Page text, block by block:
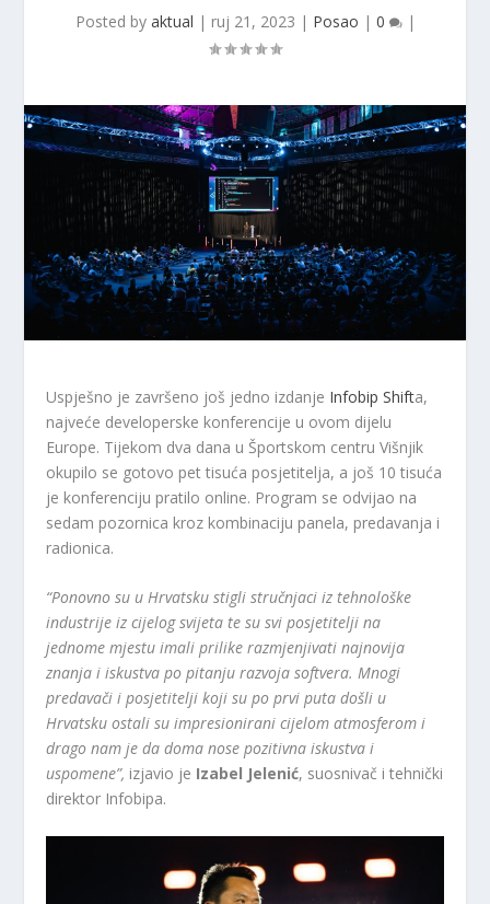
Posted by aktual | ruj 21, 2023 | Posao | 0 |
Uspješno je završeno još jedno izdanje Infobip Shifta,
najveće developerske konferencije u ovom dijelu
Europe. Tijekom dva dana u Športskom centru Višnjik
okupilo se gotovo pet tisuća posjetitelja, a još 10 tisuća
je konferenciju pratilo online. Program se odvijao na
sedam pozornica kroz kombinaciju panela, predavanja i
radionica.
“Ponovno su u Hrvatsku stigli stručnjaci iz tehnološke
industrije iz cijelog svijeta te su svi posjetitelji na
jednome mjestu imali prilike razmjenjivati najnovija
znanja i iskustva po pitanju razvoja softvera. Mnogi
predavači i posjetitelji koji su po prvi puta došli u
Hrvatsku ostali su impresionirani cijelom atmosferom i
drago nam je da doma nose pozitivna iskustva i
uspomene”, izjavio je Izabel Jelenić, suosnivač i tehnički
direktor Infobipa.